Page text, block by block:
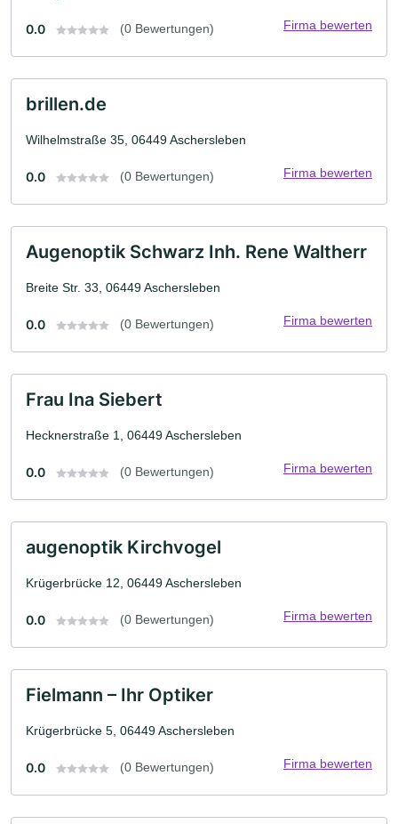
0.0 (0 Bewertungen) Firma bewerten
brillen.de
Wilhelmstraße 35, 06449 Aschersleben
0.0 (0 Bewertungen) Firma bewerten
Augenoptik Schwarz Inh. Rene Waltherr
Breite Str. 33, 06449 Aschersleben
0.0 (0 Bewertungen) Firma bewerten
Frau Ina Siebert
Hecknerstraße 1, 06449 Aschersleben
0.0 (0 Bewertungen) Firma bewerten
augenoptik Kirchvogel
Krügerbrücke 12, 06449 Aschersleben
0.0 (0 Bewertungen) Firma bewerten
Fielmann – Ihr Optiker
Krügerbrücke 5, 06449 Aschersleben
0.0 (0 Bewertungen) Firma bewerten